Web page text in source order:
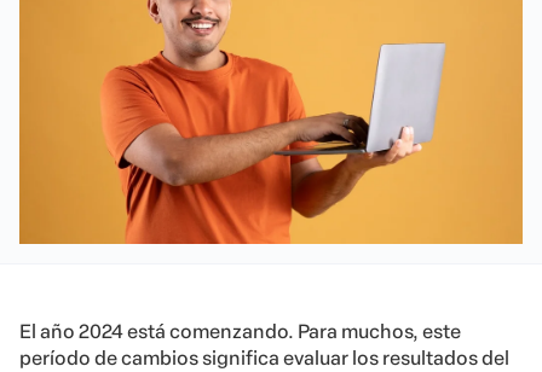
El año 2024 está comenzando. Para muchos, este
período de cambios significa evaluar los resultados del